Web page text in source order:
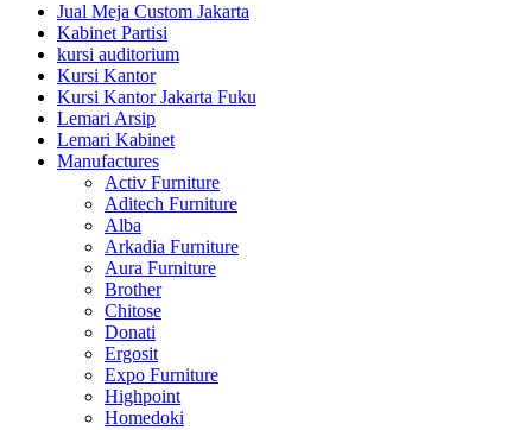
Jual Meja Custom Jakarta
Kabinet Partisi
kursi auditorium
Kursi Kantor
Kursi Kantor Jakarta Fuku
Lemari Arsip
Lemari Kabinet
Manufactures
Activ Furniture
Aditech Furniture
Alba
Arkadia Furniture
Aura Furniture
Brother
Chitose
Donati
Ergosit
Expo Furniture
Highpoint
Homedoki